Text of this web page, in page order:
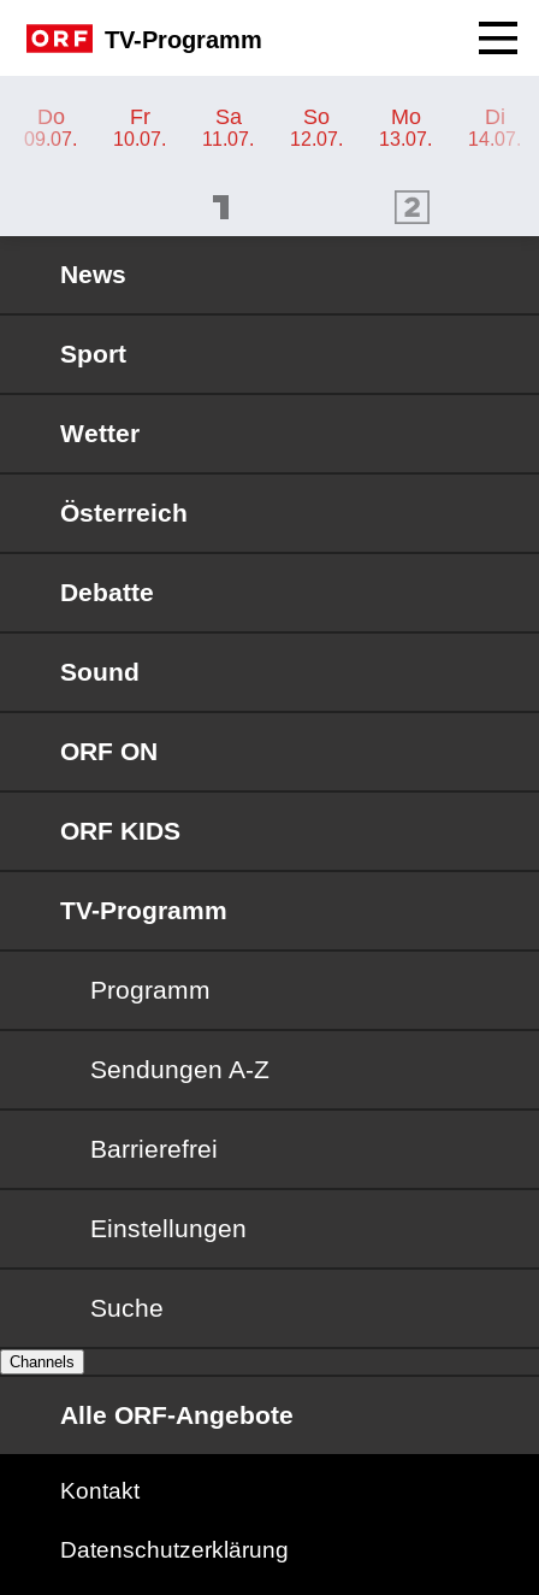
TV-Programm
Do
09.07.
Fr
10.07.
Sa
11.07.
So
12.07.
Mo
13.07.
Di
14.07.
ORF 2 Programm
News
Sport
Wetter
Österreich
Debatte
Sound
ORF ON
ORF KIDS
TV-Programm
Programm
Sendungen von A bis Z
Sendungen A-Z
Barrierefrei
Barrierefrei
Einstellungen
Suche
Channels
Alle ORF-Angebote
Kontakt
Datenschutzerklärung